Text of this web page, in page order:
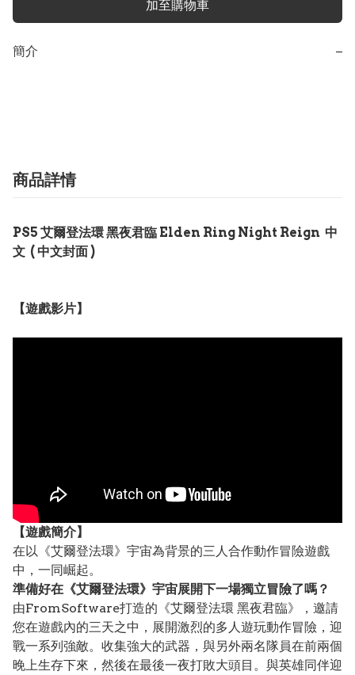
加至購物車
簡介 −
商品詳情
PS5 艾爾登法環 黑夜君臨 Elden Ring Night Reign 中
文 ( 中文封面 )
【遊戲影片】
【遊戲簡介】
在以《艾爾登法環》宇宙為背景的三人合作動作冒險遊戲
中，一同崛起。
準備好在《艾爾登法環》宇宙展開下一場獨立冒險了嗎？
由FromSoftware打造的《艾爾登法環 黑夜君臨》，邀請
您在遊戲內的三天之中，展開激烈的多人遊玩動作冒險，迎
戰一系列強敵。收集強大的武器，與另外兩名隊員在前兩個
晚上生存下來，然後在最後一夜打敗大頭目。與英雄同伴迎